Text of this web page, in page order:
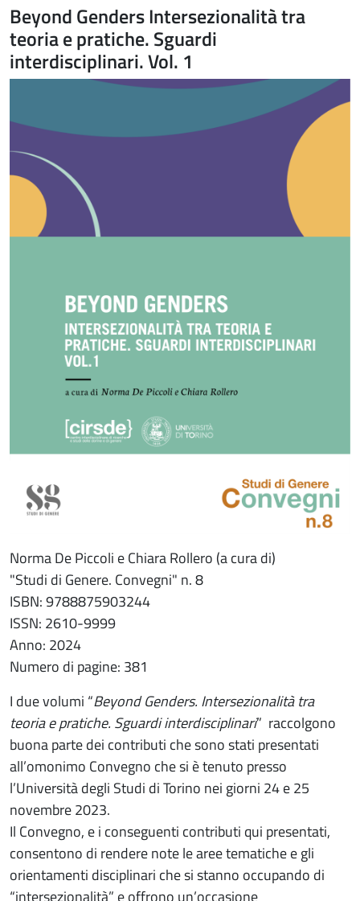
Beyond Genders Intersezionalità tra
teoria e pratiche. Sguardi
interdisciplinari. Vol. 1
Norma De Piccoli e Chiara Rollero (a cura di)
"Studi di Genere. Convegni" n. 8
ISBN: 9788875903244
ISSN: 2610-9999
Anno: 2024
Numero di pagine: 381
I due volumi “Beyond Genders. Intersezionalità tra
teoria e pratiche. Sguardi interdisciplinari” raccolgono
buona parte dei contributi che sono stati presentati
all’omonimo Convegno che si è tenuto presso
l’Università degli Studi di Torino nei giorni 24 e 25
novembre 2023.
Il Convegno, e i conseguenti contributi qui presentati,
consentono di rendere note le aree tematiche e gli
orientamenti disciplinari che si stanno occupando di
“intersezionalità” e offrono un’occasione